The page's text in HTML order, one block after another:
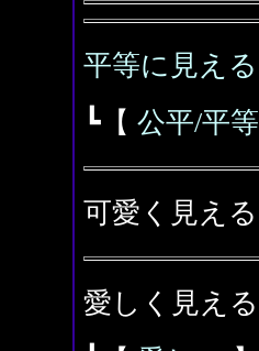
平等に見える
┗【 公平/平等
可愛く見える
愛しく見える